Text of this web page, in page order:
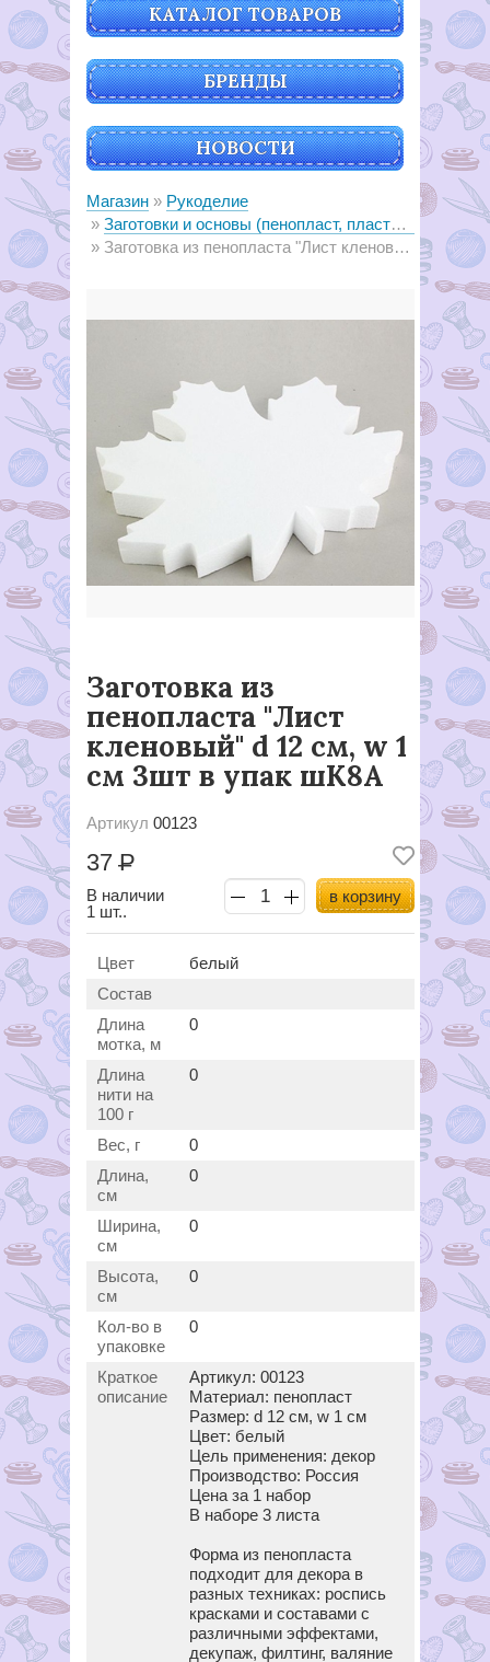
КАТАЛОГ ТОВАРОВ
БРЕНДЫ
НОВОСТИ
Магазин
Рукоделие
Заготовки и основы (пенопласт, пластик, металл, дерево)
Заготовка из пенопласта "Лист кленовый" d 12 см, w 1 см 3шт в упак шК8А
Заготовка из
пенопласта "Лист
кленовый" d 12 см, w 1
см 3шт в упак шК8А
Артикул 00123
37Р
В наличии
1 шт..
в корзину
Цвет
белый
Состав
Длина
мотка, м
0
Длина
нити на
100 г
0
Вес, г
0
Длина,
см
0
Ширина,
см
0
Высота,
см
0
Кол-во в
упаковке
0
Краткое
описание
Артикул: 00123
Материал: пенопласт
Размер: d 12 см, w 1 см
Цвет: белый
Цель применения: декор
Производство: Россия
Цена за 1 набор
В наборе 3 листа
Форма из пенопласта
подходит для декора в
разных техниках: роспись
красками и составами с
различными эффектами,
декупаж, филтинг, валяние